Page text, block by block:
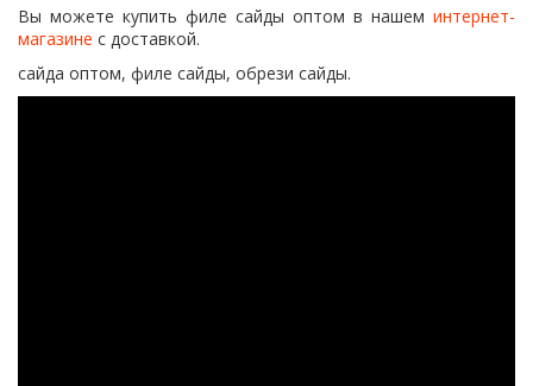
Вы можете купить филе сайды оптом в нашем интернет-
магазине с доставкой.
сайда оптом, филе сайды, обрези сайды.